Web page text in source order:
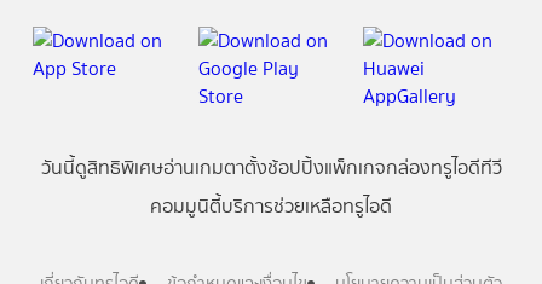
วันนี้ดูสิทธิพิเศษอ่านเกมตาตั้งช้อปปิ้งแพ็กเกจกล่องทรูไอดีทีวี
คอมมูนิตี้บริการช่วยเหลือทรูไอดี